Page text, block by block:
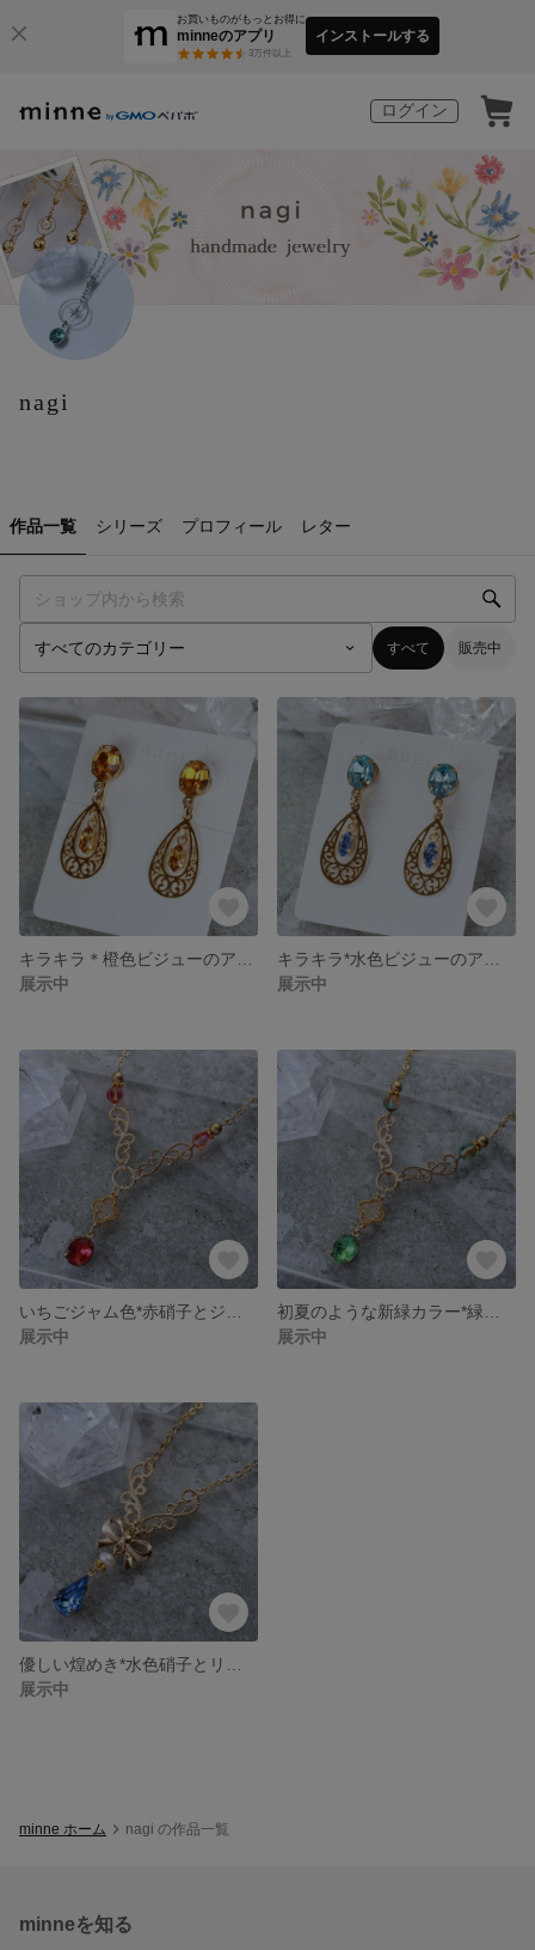
お買いものがもっとお得に
minneのアプリ
3万件以上
インストールする
ログイン
nagi
作品一覧 シリーズ プロフィール レター
すべて 販売中
展示中
展示中
展示中
展示中
展示中
minne ホーム nagi の作品一覧
minneを知る